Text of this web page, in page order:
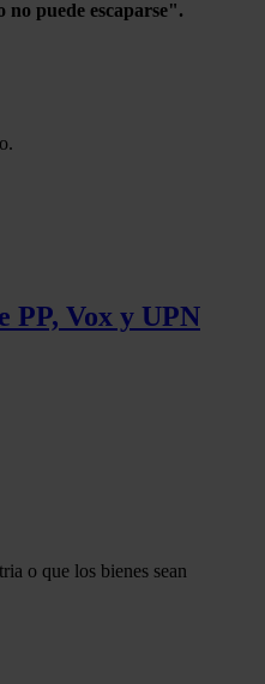
puede escaparse".
PP, Vox y UPN
o que los bienes sean